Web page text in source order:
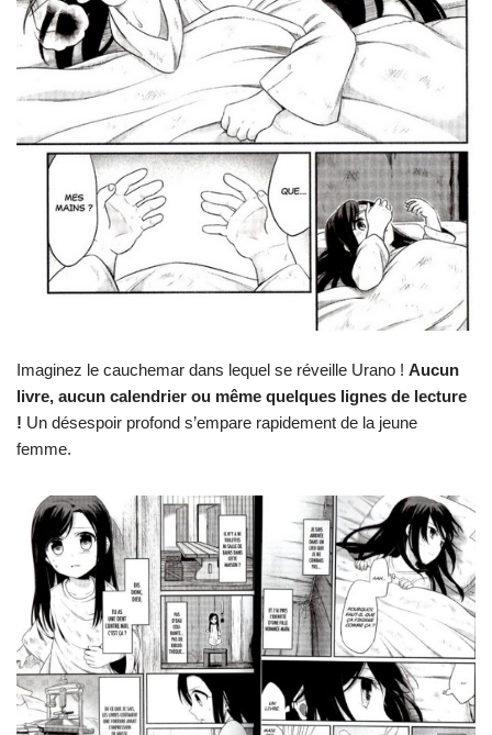
Imaginez le cauchemar dans lequel se réveille Urano ! Aucun
livre, aucun calendrier ou même quelques lignes de lecture
! Un désespoir profond s’empare rapidement de la jeune
femme.